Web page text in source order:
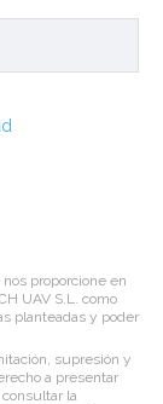
proporcione en
UAV S.L. como
planteadas y poder
supresión y
a presentar
la